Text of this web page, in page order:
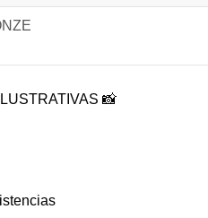
📸